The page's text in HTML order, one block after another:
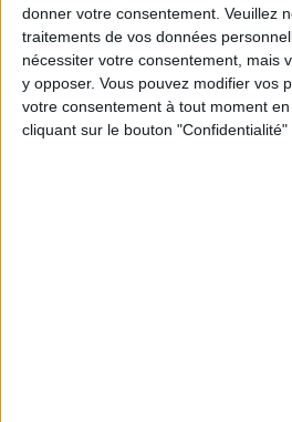
donner votre consentement. Veuillez
traitements de vos données
nécessiter votre consentement, mais
y opposer. Vous pouvez modifier vos
votre consentement à tout moment
cliquant sur le bouton "Confidentialité"